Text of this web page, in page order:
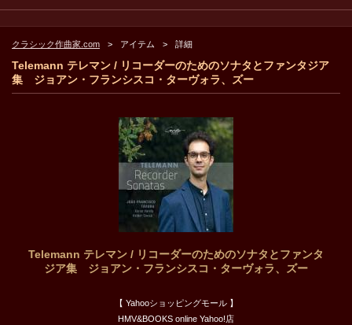
クラシック作曲家.com アイテム 詳細
Telemann テレマン / リコーダーのためのソナタとファンタジア
集 ジョアン・フランシスコ・ターヴォラ、ズー
Telemann テレマン / リコーダーのためのソナタとファンタ
ジア集 ジョアン・フランシスコ・ターヴォラ、ズー
【 Yahooショッピングモール 】
HMV&BOOKS online Yahoo!店